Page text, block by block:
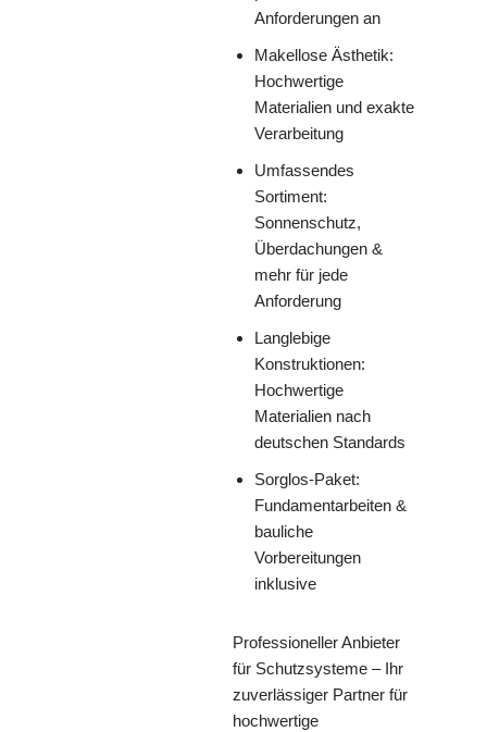
Anforderungen an
Makellose Ästhetik:
Hochwertige
Materialien und exakte
Verarbeitung
Umfassendes
Sortiment:
Sonnenschutz,
Überdachungen &
mehr für jede
Anforderung
Langlebige
Konstruktionen:
Hochwertige
Materialien nach
deutschen Standards
Sorglos-Paket:
Fundamentarbeiten &
bauliche
Vorbereitungen
inklusive
Professioneller Anbieter
für Schutzsysteme – Ihr
zuverlässiger Partner für
hochwertige